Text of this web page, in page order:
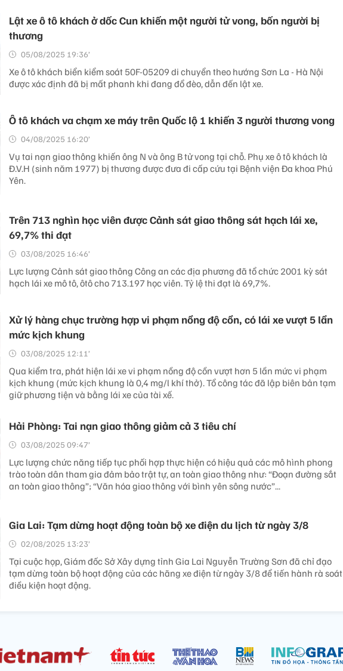
Lật xe ô tô khách ở dốc Cun khiến một người tử vong, bốn người bị
thương
05/08/2025 19:36’
Xe ô tô khách biển kiểm soát 50F-05209 di chuyển theo hướng Sơn La - Hà Nội
được xác định đã bị mất phanh khi đang đổ đèo, dẫn đến lật xe.
Ô tô khách va chạm xe máy trên Quốc lộ 1 khiến 3 người thương vong
04/08/2025 16:20’
Vụ tai nạn giao thông khiến ông N và ông B tử vong tại chỗ. Phụ xe ô tô khách là
Đ.V.H (sinh năm 1977) bị thương được đưa đi cấp cứu tại Bệnh viện Đa khoa Phú
Yên.
Trên 713 nghìn học viên được Cảnh sát giao thông sát hạch lái xe,
69,7% thi đạt
03/08/2025 16:46’
Lực lượng Cảnh sát giao thông Công an các địa phương đã tổ chức 2001 kỳ sát
hạch lái xe mô tô, ôtô cho 713.197 học viên. Tỷ lệ thi đạt là 69,7%.
Xử lý hàng chục trường hợp vi phạm nồng độ cồn, có lái xe vượt 5 lần
mức kịch khung
03/08/2025 12:11’
Qua kiểm tra, phát hiện lái xe vi phạm nồng độ cồn vượt hơn 5 lần mức vi phạm
kịch khung (mức kịch khung là 0,4 mg/l khí thở). Tổ công tác đã lập biên bản tạm
giữ phương tiện và bằng lái xe của tài xế.
Hải Phòng: Tai nạn giao thông giảm cả 3 tiêu chí
03/08/2025 09:47’
Lực lượng chức năng tiếp tục phối hợp thực hiện có hiệu quả các mô hình phong
trào toàn dân tham gia đảm bảo trật tự, an toàn giao thông như: “Đoạn đường sắt
an toàn giao thông”; “Văn hóa giao thông với bình yên sông nước”...
Gia Lai: Tạm dừng hoạt động toàn bộ xe điện du lịch từ ngày 3/8
02/08/2025 13:23’
Tại cuộc họp, Giám đốc Sở Xây dựng tỉnh Gia Lai Nguyễn Trường Sơn đã chỉ đạo
tạm dừng toàn bộ hoạt động của các hãng xe điện từ ngày 3/8 để tiến hành rà soát
điều kiện hoạt động.